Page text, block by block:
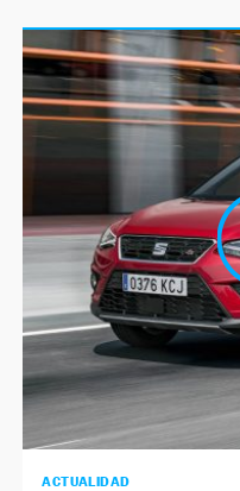
ACTUALIDAD